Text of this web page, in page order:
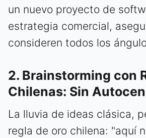
un nuevo proyecto de
estrategia comercial,
consideren todos los
2. Brainstorming con
Chilenas: Sin
La lluvia de ideas clásica,
regla de oro chilena: "aquí